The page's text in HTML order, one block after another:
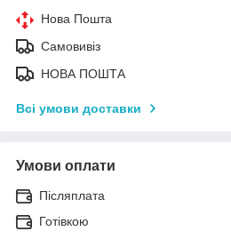
Нова Пошта
Самовивіз
НОВА ПОШТА
Всі умови доставки
Умови оплати
Післяплата
Готівкою